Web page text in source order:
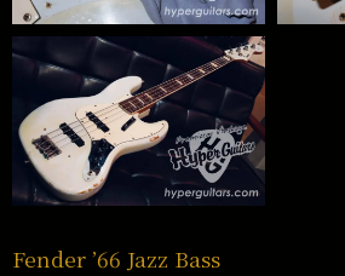
Fender ’66 Jazz Bass